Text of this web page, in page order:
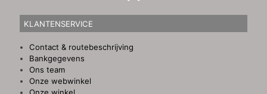
KLANTENSERVICE
Contact & routebeschrijving
Bankgegevens
Ons team
Onze webwinkel